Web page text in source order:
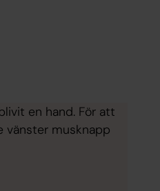
en hand. För att
vänster musknapp